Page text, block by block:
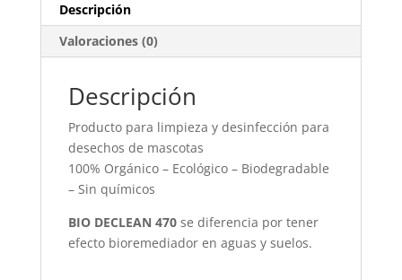
Descripción
Valoraciones (0)
Descripción
Producto para limpieza y desinfección para
desechos de mascotas
100% Orgánico – Ecológico – Biodegradable
– Sin químicos
BIO DECLEAN 470se diferencia por tener
efecto bioremediador en aguas y suelos.